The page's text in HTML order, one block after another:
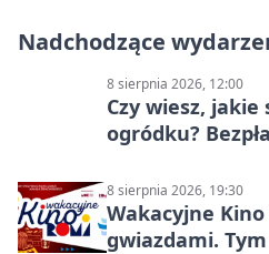
Nadchodzące
8 sierpnia 2026, 12:00
Czy wiesz,
ogródku?
8 sierpnia 2026, 19:30
Wakacyjne
gwiazdami.